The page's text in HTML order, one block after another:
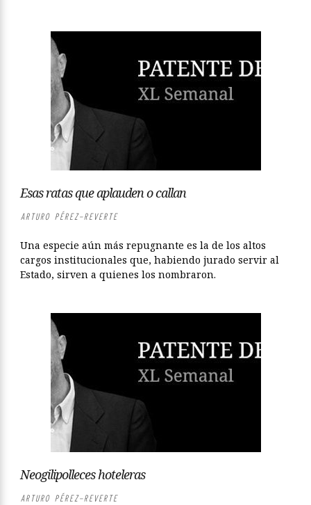
Esas ratas que aplauden o callan
ARTURO PÉREZ-REVERTE
Una especie aún más repugnante es la de los altos
cargos institucionales que, habiendo jurado servir al
Estado, sirven a quienes los nombraron.
Neogilipolleces hoteleras
ARTURO PÉREZ-REVERTE